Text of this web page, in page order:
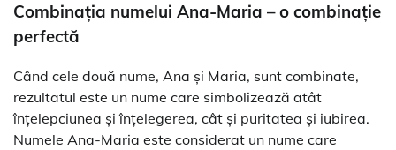
Combinația numelui Ana-Maria – o combinație
perfectă
Când cele două nume, Ana și Maria, sunt combinate,
rezultatul este un nume care simbolizează atât
înțelepciunea și înțelegerea, cât și puritatea și iubirea.
Numele Ana-Maria este considerat un nume care